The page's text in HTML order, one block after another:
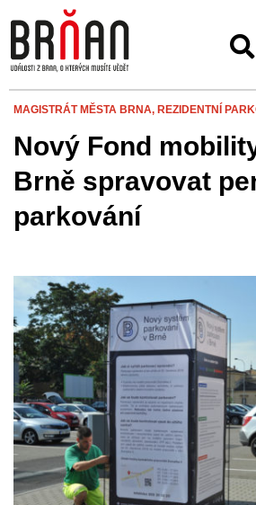
MAGISTRÁT MĚSTA BRNA, REZIDENTNÍ
Nový Fond
Brně spravovat
parkování